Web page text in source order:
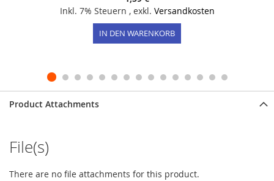
Inkl. 7% Steuern , exkl. Versandkosten
IN DEN WARENKORB
Product Attachments
File(s)
There are no file attachments for this product.